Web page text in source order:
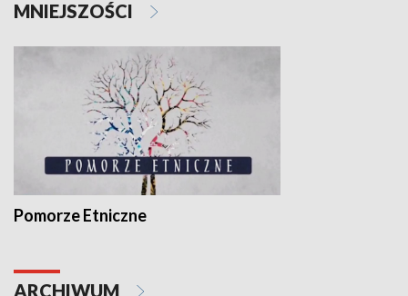
MNIEJSZOŚCI
Pomorze Etniczne
ARCHIWUM